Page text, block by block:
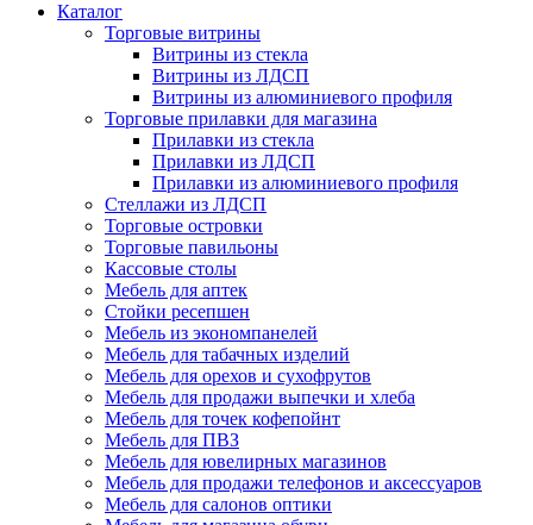
Каталог
Торговые витрины
Витрины из cтекла
Витрины из ЛДСП
Витрины из алюминиевого профиля
Торговые прилавки для магазина
Прилавки из стекла
Прилавки из ЛДСП
Прилавки из алюминиевого профиля
Стеллажи из ЛДСП
Торговые островки
Торговые павильоны
Кассовые столы
Мебель для аптек
Стойки ресепшен
Мебель из экономпанелей
Мебель для табачных изделий
Мебель для орехов и сухофрутов
Мебель для продажи выпечки и хлеба
Мебель для точек кофепойнт
Мебель для ПВЗ
Мебель для ювелирных магазинов
Мебель для продажи телефонов и аксессуаров
Мебель для салонов оптики